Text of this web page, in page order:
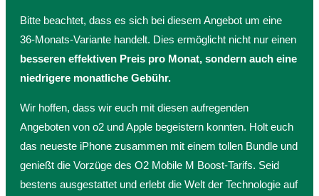
Bitte beachtet, dass es sich bei diesem Angebot um eine
36-Monats-Variante handelt. Dies ermöglicht nicht nur einen
besseren effektiven Preis pro Monat, sondern auch eine
niedrigere monatliche Gebühr.
Wir hoffen, dass wir euch mit diesen aufregenden
Angeboten von o2 und Apple begeistern konnten. Holt euch
das neueste iPhone zusammen mit einem tollen Bundle und
genießt die Vorzüge des O2 Mobile M Boost-Tarifs. Seid
bestens ausgestattet und erlebt die Welt der Technologie auf